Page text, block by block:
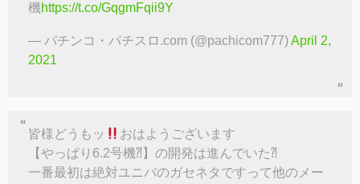
機https://t.co/GqgmFqii9Y
— パチンコ・パチスロ.com (@pachicom777)April 2,
2021
皆様どうもッ
おはようございます
【やっぱり6.2号機⁈】の開発は進んでいた⁈
一番最初は絶対ユニバのガセネタですって他のメー